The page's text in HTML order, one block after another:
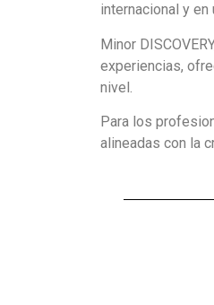
internacional y
Minor
experiencias,
nivel.
Para los
alineadas con la